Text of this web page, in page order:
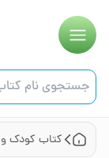
کتاب کودک